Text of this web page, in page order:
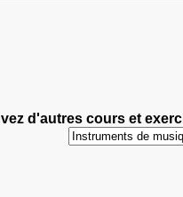
d'autres cours et